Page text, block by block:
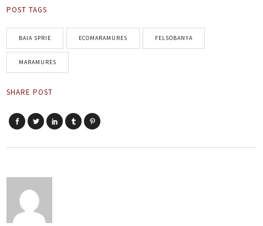
POST TAGS
BAIA SPRIE ECOMARAMURES FELSOBANYA
MARAMURES
SHARE POST